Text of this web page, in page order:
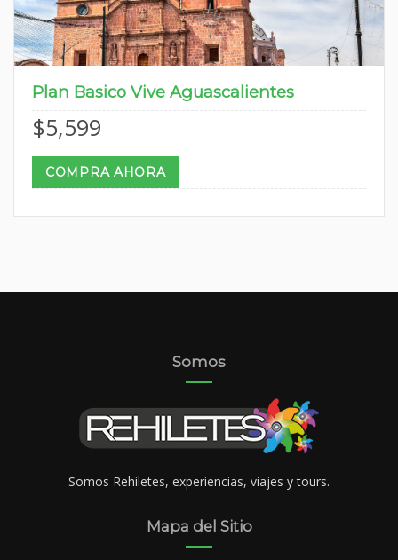
Plan Basico Vive Aguascalientes
$5,599
COMPRA AHORA
Somos
Somos Rehiletes, experiencias, viajes y tours.
Mapa del Sitio